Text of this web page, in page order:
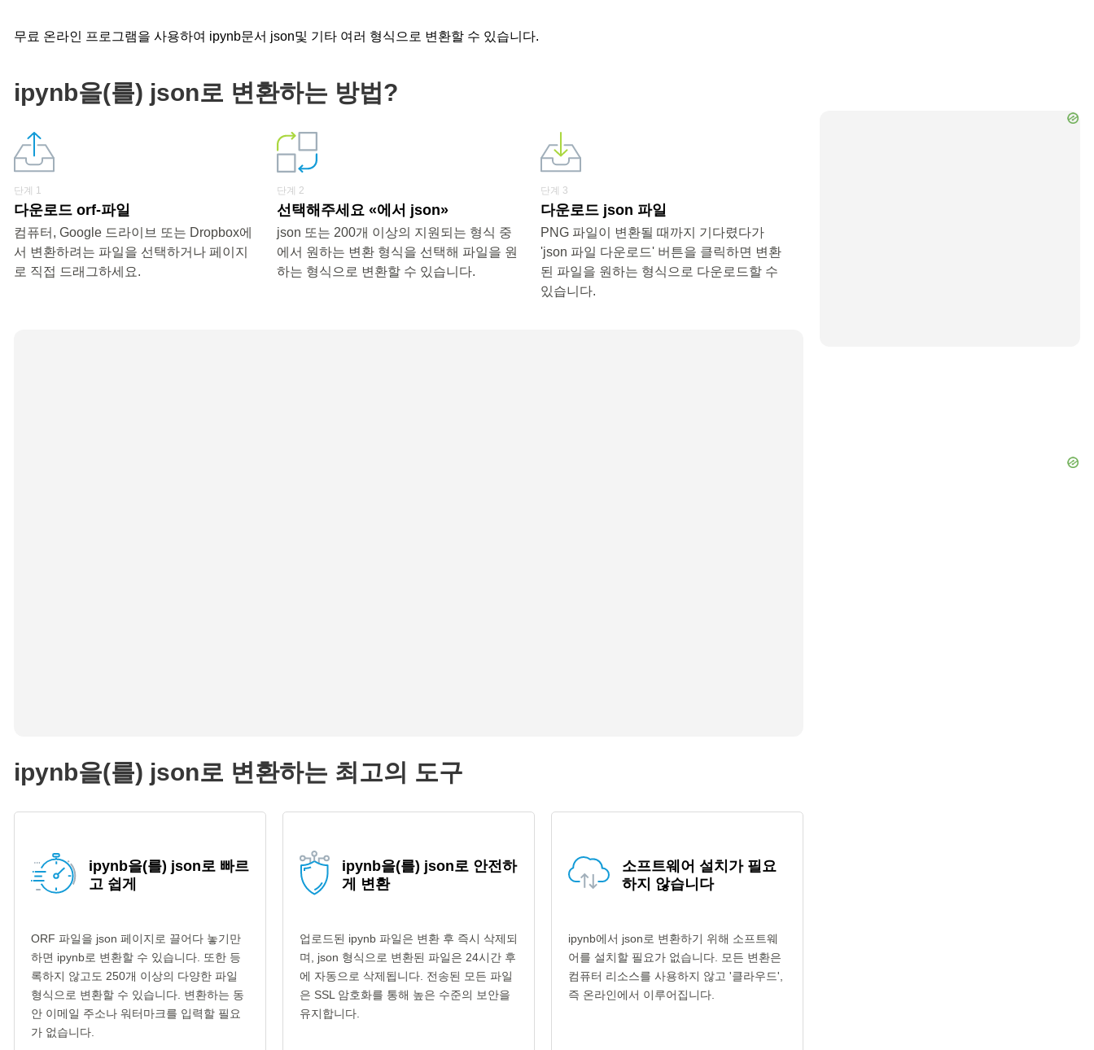
무료 온라인 프로그램을 사용하여 ipynb문서 json및 기타 여러 형식으로 변환할 수 있습니다.
ipynb을(를) json로 변환하는 방법?
단계 1
다운로드 orf-파일
컴퓨터, Google 드라이브 또는 Dropbox에
서 변환하려는 파일을 선택하거나 페이지
로 직접 드래그하세요.
단계 2
선택해주세요 «에서 json»
json 또는 200개 이상의 지원되는 형식 중
에서 원하는 변환 형식을 선택해 파일을 원
하는 형식으로 변환할 수 있습니다.
단계 3
다운로드 json 파일
PNG 파일이 변환될 때까지 기다렸다가
'json 파일 다운로드' 버튼을 클릭하면 변환
된 파일을 원하는 형식으로 다운로드할 수
있습니다.
ipynb을(를) json로 변환하는 최고의 도구
ipynb을(를) json로 빠르
고 쉽게
ORF 파일을 json 페이지로 끌어다 놓기만
하면 ipynb로 변환할 수 있습니다. 또한 등
록하지 않고도 250개 이상의 다양한 파일
형식으로 변환할 수 있습니다. 변환하는 동
안 이메일 주소나 워터마크를 입력할 필요
가 없습니다.
ipynb을(를) json로 안전하
게 변환
업로드된 ipynb 파일은 변환 후 즉시 삭제되
며, json 형식으로 변환된 파일은 24시간 후
에 자동으로 삭제됩니다. 전송된 모든 파일
은 SSL 암호화를 통해 높은 수준의 보안을
유지합니다.
소프트웨어 설치가 필요
하지 않습니다
ipynb에서 json로 변환하기 위해 소프트웨
어를 설치할 필요가 없습니다. 모든 변환은
컴퓨터 리소스를 사용하지 않고 '클라우드',
즉 온라인에서 이루어집니다.